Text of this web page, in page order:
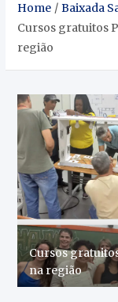
Home
Baixada
Cursos gratuitos
região
Cursos
na região